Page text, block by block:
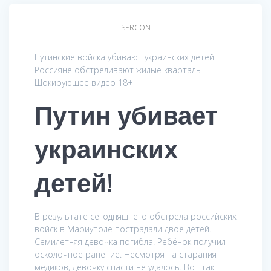
SERCON
Путинские войска убивают украинских детей.
Россияне обстреливают жилые кварталы.
Шокирующее видео 18+
Путин убивает
украинских
детей!
В результате сегодняшнего обстрела российских
войск в Мариуполе пострадали двое детей.
Семилетняя девочка погибла. Ребёнок получил
осколочное ранение. Несмотря на старания
медиков, девочку спасти не удалось. Вот так